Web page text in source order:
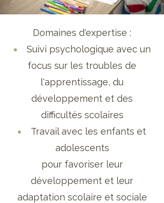
Domaines d'expertise :
Suivi psychologique avec un
focus sur les troubles de
l'apprentissage, du
développement et des
difficultés scolaires
Travail avec les enfants et
adolescents
pour favoriser leur
développement et leur
adaptation scolaire et sociale